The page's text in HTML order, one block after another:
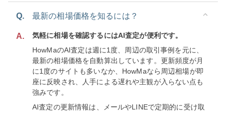
Q. 最新の相場価格を知るには？
A.
気軽に相場を確認するにはAI査定が便利です。
HowMaのAI査定は週に1度、周辺の取引事例を元に、
最新の相場価格を自動算出しています。更新頻度が月
に1度のサイトも多いなか、HowMaなら周辺相場が即
座に反映され、人手による遅れや主観が入らない点も
強みです。
AI査定の更新情報は、メールやLINEで定期的に受け取